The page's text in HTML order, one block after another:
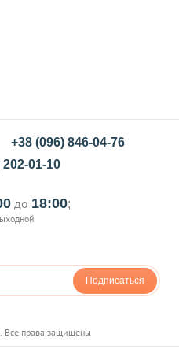
+38 (096) 846-04-76
202-01-10
до 18:00;
Подписаться
права защищены